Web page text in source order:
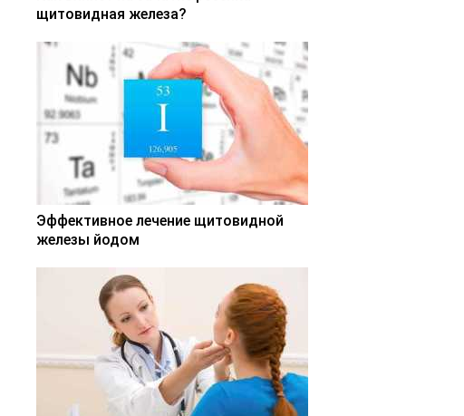
щитовидная железа?
Эффективное лечение щитовидной
железы йодом